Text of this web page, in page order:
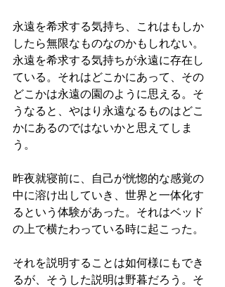
永遠を希求する気持ち、これはもしか
したら無限なものなのかもしれない。
永遠を希求する気持ちが永遠に存在し
ている。それはどこかにあって、その
どこかは永遠の園のように思える。そ
うなると、やはり永遠なるものはどこ
かにあるのではないかと思えてしま
う。
昨夜就寝前に、自己が恍惚的な感覚の
中に溶け出していき、世界と一体化す
るという体験があった。それはベッド
の上で横たわっている時に起こった。
それを説明することは如何様にもでき
るが、そうした説明は野暮だろう。そ